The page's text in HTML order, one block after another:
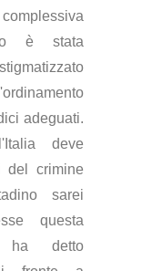
è stata
adeguati.
deve
del crimine
sarei
questa
detto